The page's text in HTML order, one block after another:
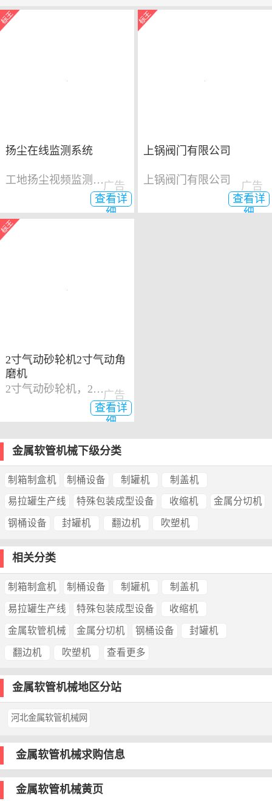
扬尘在线监测系统
工地扬尘视频监测系统
查看详
细
广告
上锅阀门有限公司
上锅阀门有限公司
查看详
细
广告
2寸气动砂轮机2寸气动角
磨机
2寸气动砂轮机，2寸气动角磨机
查看详
细
广告
金属软管机械下级分类
制箱制盒机 制桶设备 制罐机 制盖机
易拉罐生产线 特殊包装成型设备 收缩机 金属分切机
钢桶设备 封罐机 翻边机 吹塑机
相关分类
制箱制盒机 制桶设备 制罐机 制盖机
易拉罐生产线 特殊包装成型设备 收缩机
金属软管机械 金属分切机 钢桶设备 封罐机
翻边机 吹塑机 查看更多
金属软管机械地区分站
河北金属软管机械网
金属软管机械求购信息
金属软管机械黄页